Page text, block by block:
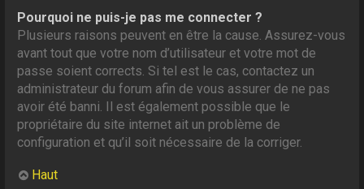
Pourquoi ne puis-je pas me connecter ?
Plusieurs raisons peuvent en être la cause. Assurez-vous
avant tout que votre nom d’utilisateur et votre mot de
passe soient corrects. Si tel est le cas, contactez un
administrateur du forum afin de vous assurer de ne pas
avoir été banni. Il est également possible que le
propriétaire du site internet ait un problème de
configuration et qu’il soit nécessaire de la corriger.
Haut